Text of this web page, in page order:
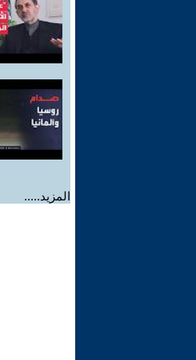
المزيد.....